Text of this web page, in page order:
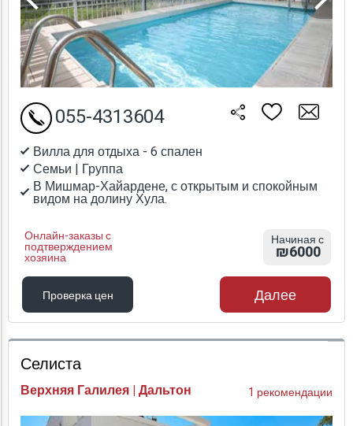
Вилла для отдыха - 6 спален
Семьи | Группа
В Мишмар-Хайардене, с открытым и спокойным
видом на долину Хула.
Онлайн-заказы с
подтверждением
хозяина
055-4313604
Начиная с
₪6000
Проверка цен
Проверка цен
Далее
Селиста
Верхняя Галилея | Дальтон 1 рекомендации